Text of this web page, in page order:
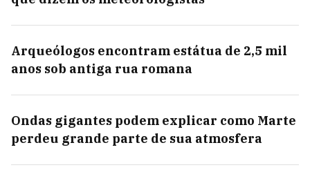
Arqueólogos encontram estátua de 2,5 mil
anos sob antiga rua romana
Ondas gigantes podem explicar como Marte
perdeu grande parte de sua atmosfera